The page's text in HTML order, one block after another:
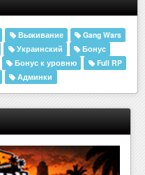
Выживание
Gang Wars
Украинский
Бонус
Бонус к уровню
Full RP
Админки